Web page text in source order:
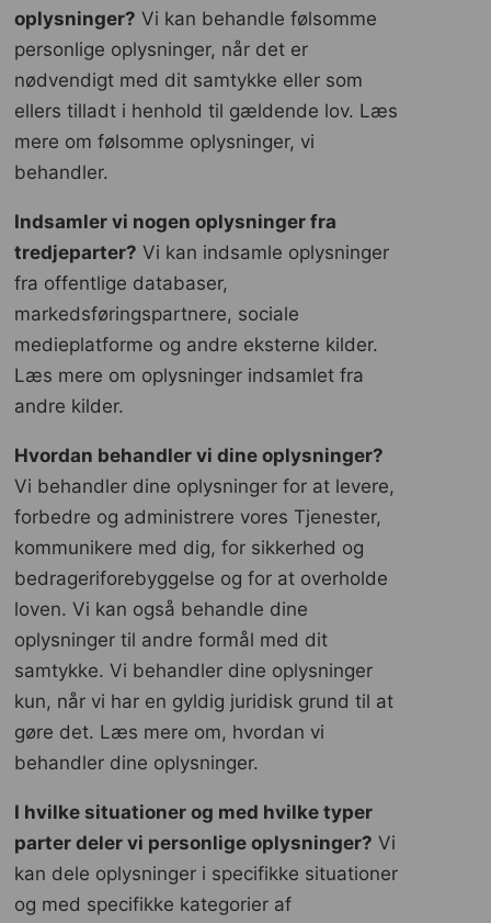
oplysninger? Vi kan behandle følsomme
personlige oplysninger, når det er
nødvendigt med dit samtykke eller som
ellers tilladt i henhold til gældende lov. Læs
mere om følsomme oplysninger, vi
behandler.
Indsamler vi nogen oplysninger fra
tredjeparter? Vi kan indsamle oplysninger
fra offentlige databaser,
markedsføringspartnere, sociale
medieplatforme og andre eksterne kilder.
Læs mere om oplysninger indsamlet fra
andre kilder.
Hvordan behandler vi dine oplysninger?
Vi behandler dine oplysninger for at levere,
forbedre og administrere vores Tjenester,
kommunikere med dig, for sikkerhed og
bedrageriforebyggelse og for at overholde
loven. Vi kan også behandle dine
oplysninger til andre formål med dit
samtykke. Vi behandler dine oplysninger
kun, når vi har en gyldig juridisk grund til at
gøre det. Læs mere om, hvordan vi
behandler dine oplysninger.
I hvilke situationer og med hvilke typer
parter deler vi personlige oplysninger? Vi
kan dele oplysninger i specifikke situationer
og med specifikke kategorier af